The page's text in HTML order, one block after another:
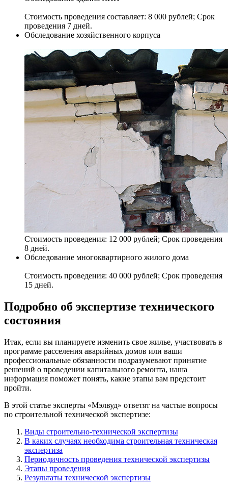
Стоимость проведения составляет: 8 000 рублей; Срок
проведения 7 дней.
Обследование хозяйственного корпуса
Стоимость проведения: 12 000 рублей; Срок проведения
8 дней.
Обследование многоквартирного жилого дома
Стоимость проведения: 40 000 рублей; Срок проведения
15 дней.
Подробно об экспертизе технического
состояния
Итак, если вы планируете изменить свое жилье, участвовать в
программе расселения аварийных домов или ваши
профессиональные обязанности подразумевают принятие
решений о проведении капитального ремонта, наша
информация поможет понять, какие этапы вам предстоит
пройти.
В этой статье эксперты «Мэлвуд» ответят на частые вопросы
по строительной технической экспертизе:
Виды строительно-технической экспертизы
В каких случаях необходима строительная техническая
экспертиза
Периодичность проведения технической экспертизы
Этапы проведения
Результаты технической экспертизы